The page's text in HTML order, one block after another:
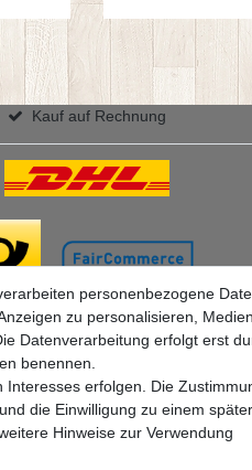
Kauf auf Rechnung
Impressum
personenbezogene
zu personalisieren,
Datenverarbeitung erfolgt erst
benennen.
erfolgen. Die
die Einwilligung zu einem
Hinweise zur Verwendung